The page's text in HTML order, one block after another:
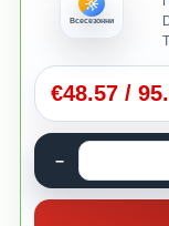
Всесезонни
€48.57 /